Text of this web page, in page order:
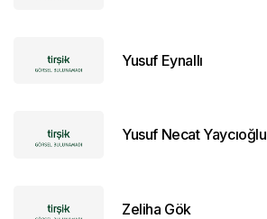
Yusuf Eynallı
Yusuf Necat Yaycıoğlu
Zeliha Gök